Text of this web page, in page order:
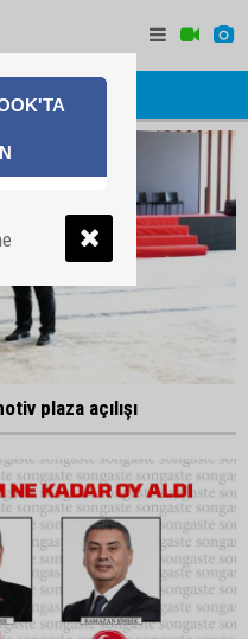
plaza açılışı